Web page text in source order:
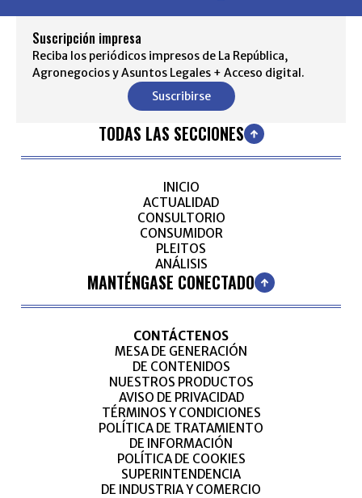
Suscripción impresa
Reciba los periódicos impresos de La República,
Agronegocios y Asuntos Legales + Acceso digital.
Suscribirse
TODAS LAS SECCIONES
INICIO
ACTUALIDAD
CONSULTORIO
CONSUMIDOR
PLEITOS
ANÁLISIS
MANTÉNGASE CONECTADO
CONTÁCTENOS
MESA DE GENERACIÓN
DE CONTENIDOS
NUESTROS PRODUCTOS
AVISO DE PRIVACIDAD
TÉRMINOS Y CONDICIONES
POLÍTICA DE TRATAMIENTO
DE INFORMACIÓN
POLÍTICA DE COOKIES
SUPERINTENDENCIA
DE INDUSTRIA Y COMERCIO